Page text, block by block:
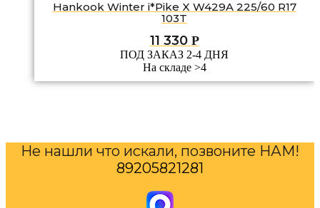
Hankook Winter i*Pike X W429A 225/60 R17
103T
11 330 Р
ПОД ЗАКАЗ 2-4 ДНЯ
На складе >4
Не нашли что искали, позвоните НАМ!
89205821281